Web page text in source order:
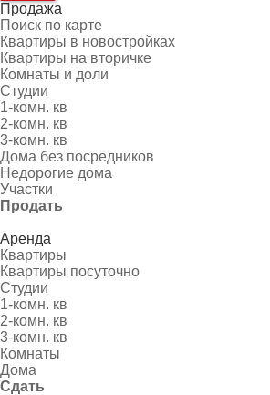
Продажа
Поиск по карте
Квартиры в новостройках
Квартиры на вторичке
Комнаты и доли
Студии
1-комн. кв
2-комн. кв
3-комн. кв
Дома без посредников
Недорогие дома
Участки
Продать
Аренда
Квартиры
Квартиры посуточно
Студии
1-комн. кв
2-комн. кв
3-комн. кв
Комнаты
Дома
Сдать